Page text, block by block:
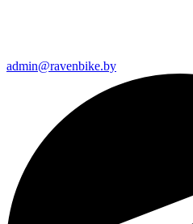
admin@ravenbike.by